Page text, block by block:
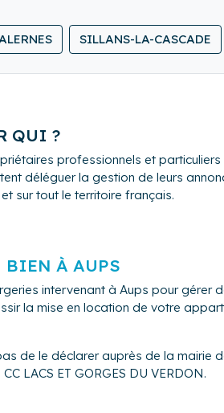
si besoin.
nos grilles tarifaire.
de votre bien tout au long de
SILLANS-LA-CASCADE
QUI ?
professionnels et
déléguer la gestion de leurs
sur tout le territoire français.
BIEN À AUPS
intervenant à Aups pour
la mise en location de votre
de le déclarer auprès de la
LACS ET GORGES DU VERDON.